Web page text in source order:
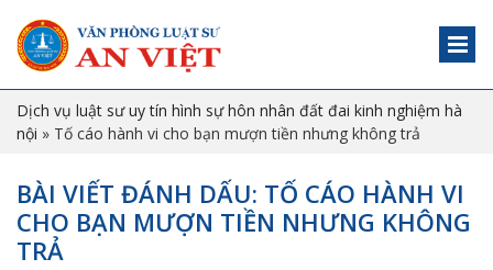
Dịch vụ luật sư uy tín hình sự hôn nhân đất đai kinh nghiệm hà
nội » Tố cáo hành vi cho bạn mượn tiền nhưng không trả
BÀI VIẾT ĐÁNH DẤU: TỐ CÁO HÀNH VI
CHO BẠN MƯỢN TIỀN NHƯNG KHÔNG
TRẢ